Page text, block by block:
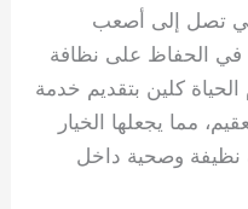
تصل إلى أصعب
في الحفاظ على نظافة
الحياة كلين بتقديم خدمة
مما يجعلها الخيار
نظيفة وصحية داخل